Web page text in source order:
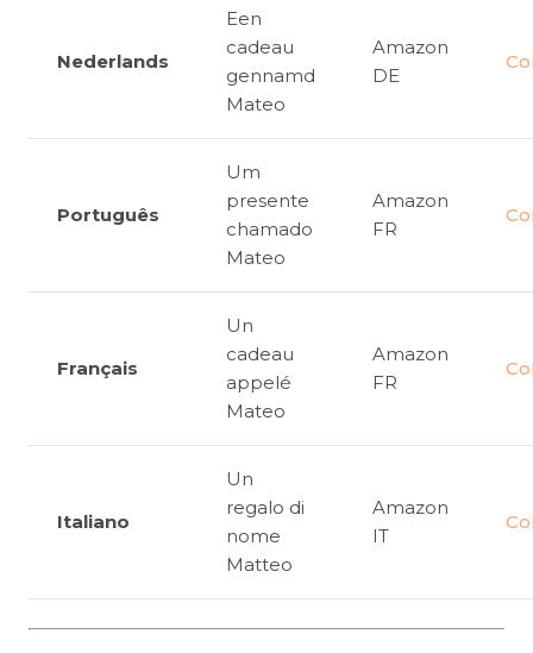
Nederlands
Een
cadeau
gennamd
Mateo
Amazon
DE
Português
Um
presente
chamado
Mateo
Amazon
FR
Français
Un
cadeau
appelé
Mateo
Amazon
FR
Italiano
Un
regalo di
nome
Matteo
Amazon
IT